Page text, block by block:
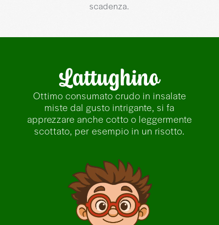
scadenza.
Lattughino
Ottimo consumato crudo in insalate
miste dal gusto intrigante, si fa
apprezzare anche cotto o leggermente
scottato, per esempio in un risotto.